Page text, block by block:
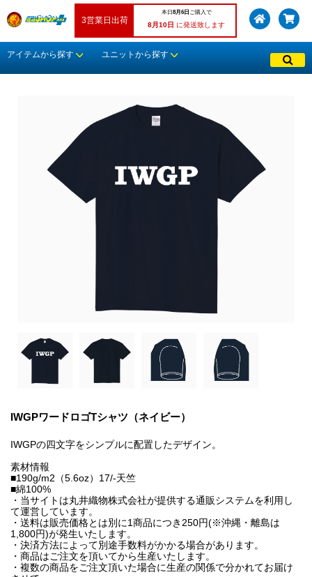
3営業日出荷
本日 8月6日 ご購入で
8月10日 に発送致します
アイテムから探す ユニットから探す
IWGPワードロゴTシャツ（ネイビー）
IWGPの四文字をシンプルに配置したデザイン。
素材情報
■190g/m2（5.6oz）17/-天竺
■綿100%
・当サイトは丸井織物株式会社が提供する通販システムを利用し
て運営しています。
・送料は販売価格とは別に1商品につき250円(※沖縄・離島は
1,800円)が発生いたします。
・決済方法によって別途手数料がかかる場合があります。
・商品はご注文を頂いてから生産いたします。
・複数の商品をご注文頂いた場合に生産の関係で分かれてお届け